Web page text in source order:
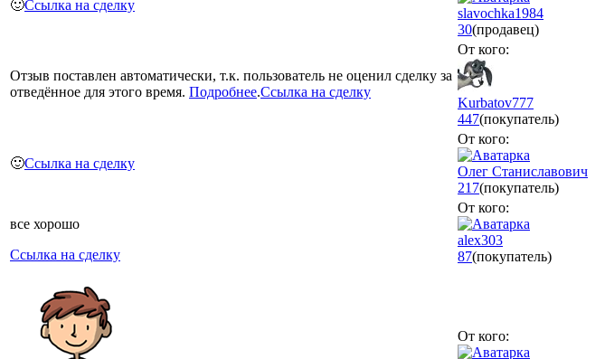
🙂Ссылка на сделку
slavochka1984
30(продавец)
Отзыв поставлен автоматически, т.к. пользователь не оценил сделку за
отведённое для этого время. Подробнее.Ссылка на сделку
От кого:
Kurbatov777
447(покупатель)
🙂Ссылка на сделку
От кого:
Олег Станиславович
217(покупатель)
все хорошо
Ссылка на сделку
От кого:
alex303
87(покупатель)
От кого: